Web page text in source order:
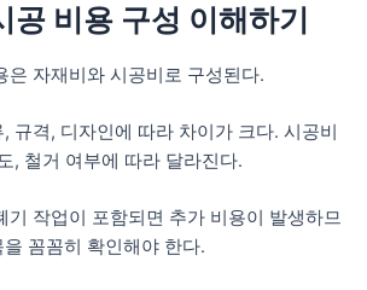
공 비용 구성 이해하기
은 자재비와 시공비로 구성된다.
규격, 디자인에 따라 차이가 크다. 시공비
, 철거 여부에 따라 달라진다.
기 작업이 포함되면 추가 비용이 발생하므
꼼꼼히 확인해야 한다.